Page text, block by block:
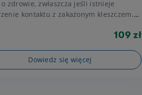
zdrowie, zwłaszcza jeśli istnieje
kontaktu z zakażonym kleszczem.
prowadzić do poważnych powikłań,
oraz stawy.
109 zł
Dowiedz się więcej